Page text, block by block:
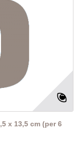
x 13,5 cm (per 6